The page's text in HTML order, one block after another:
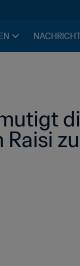
Raisi